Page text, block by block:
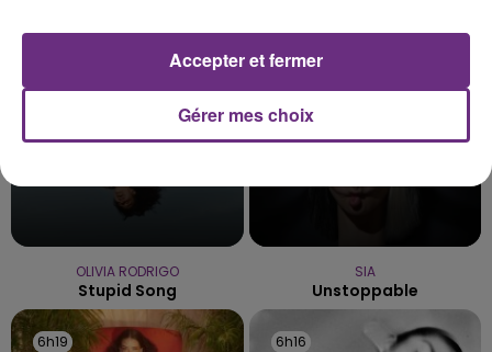
OLIVIA RODRIGO
Stupid Song
SIA
Unstoppable
6h19
6h19 6h16
6h16
Gérer mes choix
Accepter et fermer